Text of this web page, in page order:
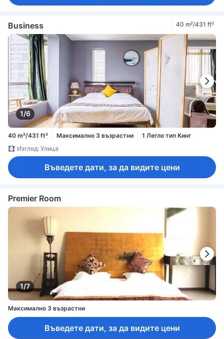
Business 40 m²/431 ft²
1/6
40 m²/431 ft² Максимално 3 възрастни
1 Легло тип Кинг
Изглед: Улица
Въведете дати, за да видите цени
Premier Room
1/7
Максимално 3 възрастни
Въведете дати, за да видите цени